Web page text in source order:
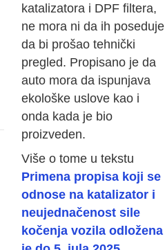
katalizatora i DPF filtera,
ne mora ni da ih poseduje
da bi prošao tehnički
pregled. Propisano je da
auto mora da ispunjava
ekološke uslove kao i
onda kada je bio
proizveden.
Više o tome u tekstu
Primena propisa koji se
odnose na katalizator i
neujednačenost sile
kočenja vozila odložena